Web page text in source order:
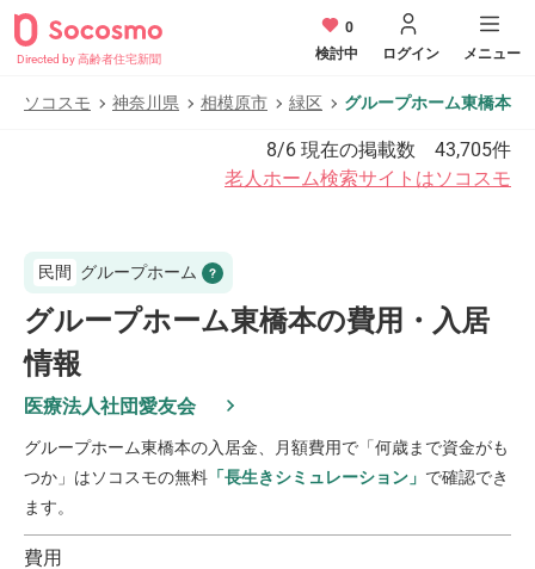
Directed by 高齢者住宅新聞
0
検討中
ログイン メニュー
ソコスモ 神奈川県 相模原市 緑区 グループホーム東橋本
8/6 現在の掲載数 43,705件
老人ホーム検索サイトはソコスモ
民間 グループホーム
グループホーム東橋本の費用・入居
情報
医療法人社団愛友会
グループホーム東橋本の入居金、月額費用で「何歳まで資金がも
つか」はソコスモの無料 「長生きシミュレーション」 で確認でき
ます。
費用